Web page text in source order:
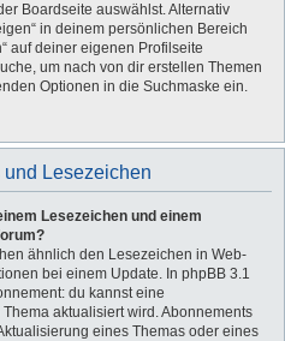
Boardseite auswählst. Alternativ
in deinem persönlichen Bereich
auf deiner eigenen Profilseite
um nach von dir erstellen Themen
Optionen in die Suchmaske ein.
Lesezeichen
Lesezeichen und einem
ähnlich den Lesezeichen in Web-
bei einem Update. In phpBB 3.1
du kannst eine
aktualisiert wird. Abonnements
eines Themas oder eines